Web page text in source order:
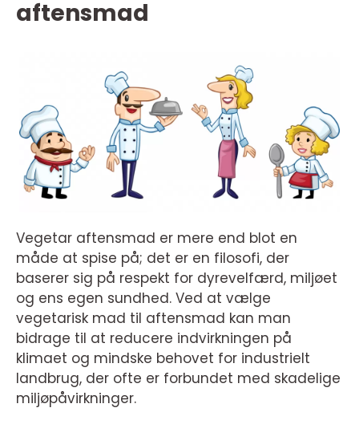
aftensmad
Vegetar aftensmad er mere end blot en
måde at spise på; det er en filosofi, der
baserer sig på respekt for dyrevelfærd, miljøet
og ens egen sundhed. Ved at vælge
vegetarisk mad til aftensmad kan man
bidrage til at reducere indvirkningen på
klimaet og mindske behovet for industrielt
landbrug, der ofte er forbundet med skadelige
miljøpåvirkninger.